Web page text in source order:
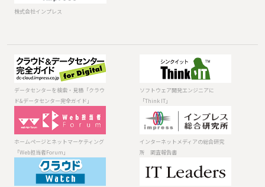
株式会社インプレス
データセンター
を検索・見積
「クラウド&デー
タセンター完全
ソフトウェア開
発エンジニアに
「Think IT」
ホームページと
ネットマーケテ
ィング「Web担
当者Forum」
インターネット
メディアの総合
研究所 調査報
法人向けIT・ク
ラウドソリュー
日本のITを変え
データセンターを検索・見積「クラウ
ド&データセンター完全ガイド」
ソフトウェア開発エンジニアに
「Think IT」
ホームページとネットマーケティング
「Web担当者Forum」
インターネットメディアの総合研究
所 調査報告書